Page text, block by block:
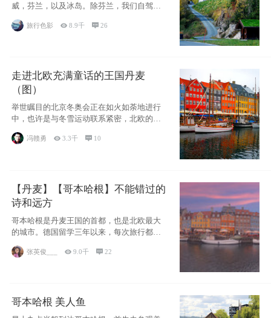
威，芬兰，以及冰岛。除芬兰，我们自驾游
旅行色影 8.9千 26
走进北欧充满童话的王国丹麦
（图）
举世瞩目的北京冬奥会正在如火如荼地进行
中，也许是与冬雪运动联系紧密，北欧的一
些国家因
冯赣勇 3.3千  10
【丹麦】【哥本哈根】不能错过的
诗和远方
哥本哈根是丹麦王国的首都，也是北欧最大
的城市。德国留学三年以来，每次旅行都是
张英俊___ 9.0千 22
哥本哈根 美人鱼